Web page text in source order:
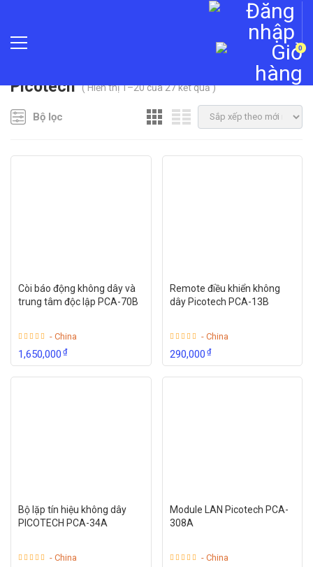
0
Picotech ( Hiển thị 1–20 của 27 kết quả )
Bộ lọc
Còi báo động không dây và
trung tâm độc lập PCA-70B
- China
1,650,000₫
Remote điều khiển không
dây Picotech PCA-13B
- China
290,000₫
Bộ lặp tín hiệu không dây
PICOTECH PCA-34A
- China
Module LAN Picotech PCA-
308A
- China